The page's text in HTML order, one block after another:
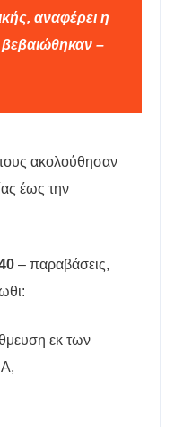
αναφέρει η
–
ακολούθησαν
έως την
– παραβάσεις,
εκ των